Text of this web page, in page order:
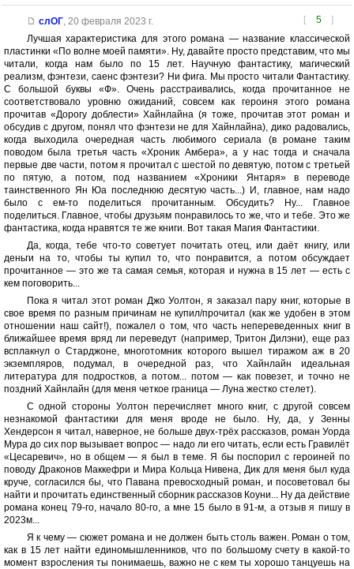
[ 5 ]
слОГ, 20 февраля 2023 г.
Лучшая характеристика для этого романа — название классической
пластинки «По волне моей памяти». Ну, давайте просто представим, что мы
читали, когда нам было по 15 лет. Научную фантастику, магический
реализм, фэнтези, саенс фэнтези? Ни фига. Мы просто читали Фантастику.
С большой буквы «Ф». Очень расстраивались, когда прочитанное не
соответствовало уровню ожиданий, совсем как героиня этого романа
прочитав «Дорогу доблести» Хайнлайна (я тоже, прочитав этот роман и
обсудив с другом, понял что фэнтези не для Хайнлайна), дико радовались,
когда выходила очередная часть любимого сериала (в романе таким
поводом была третья часть «Хроник Амбера», а у нас тогда и сначала
первые две части, потом я прочитал с шестой по девятую, потом с третьей
по пятую, а потом, под названием «Хроники Янтаря» в переводе
таинственного Ян Юа последнюю десятую часть...) И, главное, нам надо
было с ем-то поделиться прочитанным. Обсудить? Ну... Главное
поделиться. Главное, чтобы друзьям понравилось то же, что и тебе. Это же
фантастика, когда нравятся те же книги. Вот такая Магия Фантастики.
Да, когда, тебе что-то советует почитать отец, или даёт книгу, или
деньги на то, чтобы ты купил то, что понравится, а потом обсуждает
прочитанное — это же та самая семья, которая и нужна в 15 лет — есть с
кем поговорить...
Пока я читал этот роман Джо Уолтон, я заказал пару книг, которые в
свое время по разным причинам не купил/прочитал (как же удобен в этом
отношении наш сайт!), пожалел о том, что часть непереведенных книг в
ближайшее время вряд ли переведут (например, Тритон Дилэни), еще раз
всплакнул о Старджоне, многотомник которого вышел тиражом аж в 20
экземпляров, подумал, в очередной раз, что Хайнлайн идеальная
литература для подростков, а потом... потом — как повезет, и точно не
поздний Хайнлайн (для меня четкое граница — Луна жестко стелет).
С одной стороны Уолтон перечисляет много книг, с другой совсем
незнакомой фантастики для меня вроде не было. Ну, да, у Зенны
Хендерсон я читал, наверное, не больше двух-трёх рассказов, роман Уорда
Мура до сих пор вызывает вопрос — надо ли его читать, если есть Гравилёт
«Цесаревич», но в общем — я был в теме. Я бы поспорил с героиней по
поводу Драконов Маккефри и Мира Кольца Нивена, Дик для меня был куда
круче, согласился бы, что Павана превосходный роман, и посоветовал бы
найти и прочитать единственный сборник рассказов Коуни... Ну да действие
романа конец 79-го, начало 80-го, а мне 15 было в 91-м, а отзыв я пишу в
2023м...
Я к чему — сюжет романа и не должен быть столь важен. Роман о том,
как в 15 лет найти единомышленников, что по большому счету в какой-то
момент взросления ты понимаешь, важно не с кем ты хорошо танцуешь на